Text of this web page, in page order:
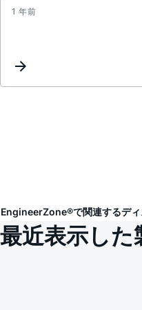
1 年前
EngineerZone®で関連するディ
最近表示した